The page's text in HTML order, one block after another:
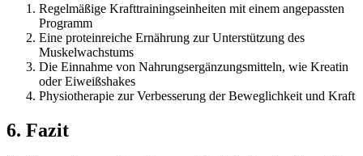
Regelmäßige Krafttrainingseinheiten mit einem angepassten
Programm
Eine proteinreiche Ernährung zur Unterstützung des
Muskelwachstums
Die Einnahme von Nahrungsergänzungsmitteln, wie Kreatin
oder Eiweißshakes
Physiotherapie zur Verbesserung der Beweglichkeit und Kraft
6. Fazit